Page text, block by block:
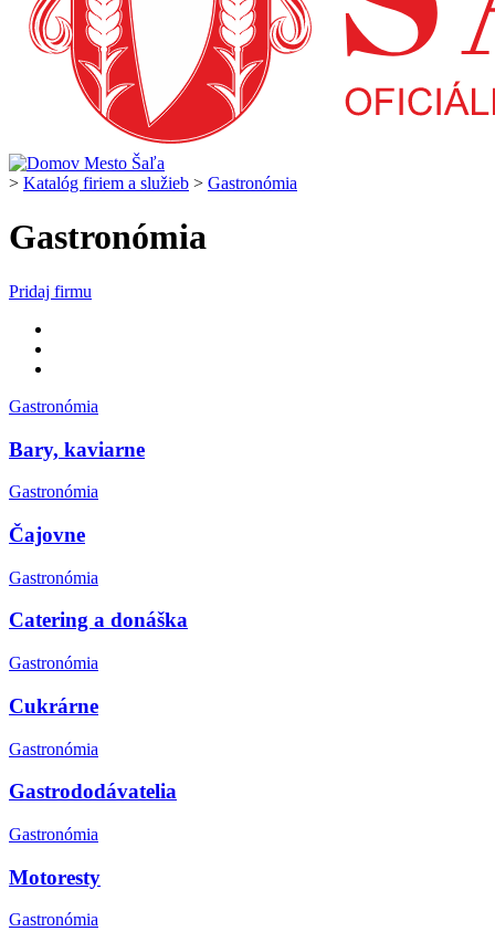
> Katalóg firiem a služieb > Gastronómia
Gastronómia
Pridaj firmu
Gastronómia
Bary, kaviarne
Gastronómia
Čajovne
Gastronómia
Catering a donáška
Gastronómia
Cukrárne
Gastronómia
Gastrododávatelia
Gastronómia
Motoresty
Gastronómia